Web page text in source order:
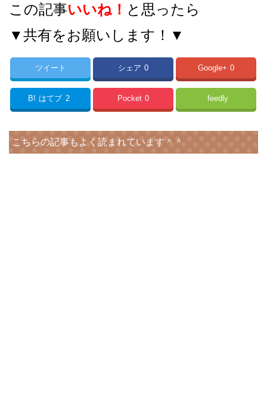
この記事いいね！ と思ったら
▼共有をお願いします！▼
ツイート シェア 0 Google+ 0
B! はてブ 2 Pocket 0 feedly
こちらの記事もよく読まれています＾＾